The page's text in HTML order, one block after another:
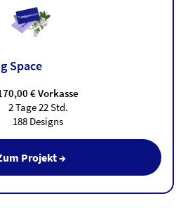
Space
€ Vorkasse
2 Tage 22 Std.
188 Designs
Projekt →